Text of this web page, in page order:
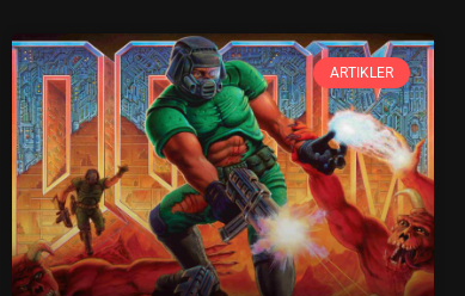
ARTIKLER